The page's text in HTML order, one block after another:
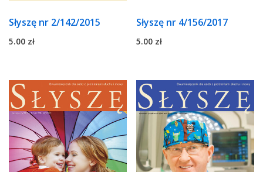
Słyszę nr 2/142/2015
5.00 zł
Słyszę nr 4/156/2017
5.00 zł